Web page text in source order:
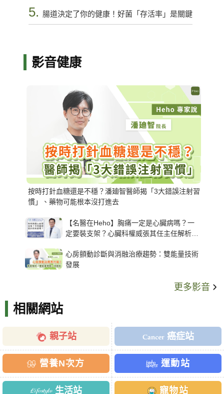
5. 腸道決定了你的健康！好菌「存活率」是關鍵
影音健康
按時打針血糖還是不穩？潘廸智醫師揭「3大錯誤注射習
慣」、藥物可能根本沒打進去
【名醫在Heho】胸痛一定是心臟病嗎？一
定要裝支架？心臟科權威張其任主任解析支
心房顫動診斷與消融治療趨勢：雙能量技術
發展
更多影音
相關網站
親子站 癌症站
營養N次方 運動站
生活站 寵物站